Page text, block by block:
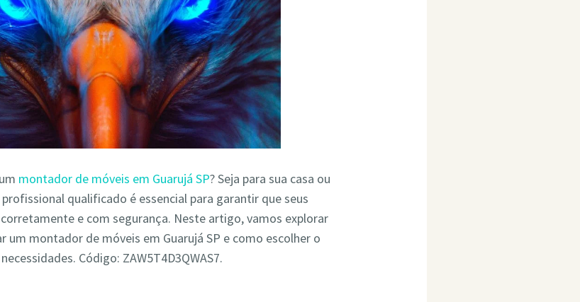
montador de móveis em Guarujá SP? Seja para sua casa ou
qualificado é essencial para garantir que seus
e com segurança. Neste artigo, vamos explorar
um montador de móveis em Guarujá SP e como escolher o
Código: ZAW5T4D3QWAS7.